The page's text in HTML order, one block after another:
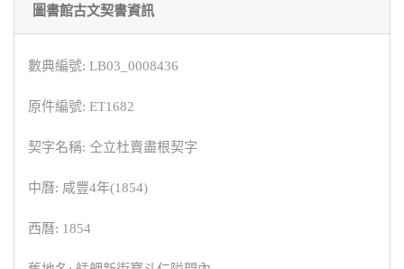
圖書館古文契書資訊
數典編號: LB03_0008436
原件編號: ET1682
契字名稱: 仝立杜賣盡根契字
中曆: 咸豐4年(1854)
西曆: 1854